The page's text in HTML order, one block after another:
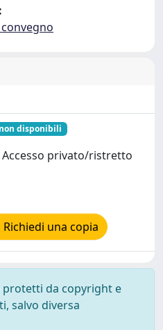
non disponibili
Accesso privato/ristretto
Richiedi una copia
protetti da copyright e
salvo diversa